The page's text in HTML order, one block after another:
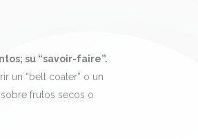
su “savoir-faire”.
un “belt coater” o un
frutos secos o